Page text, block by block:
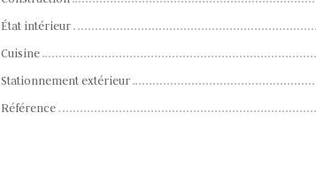
État intérieur
Cuisine
Stationnement extérieur
Référence